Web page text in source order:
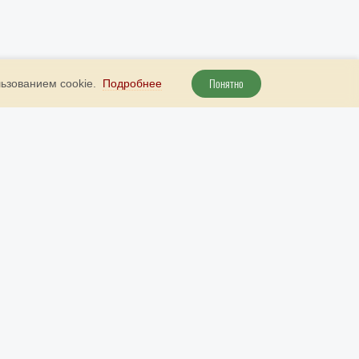
cookie. Подробнее Понятно